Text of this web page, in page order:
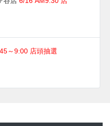
～9:00 店頭抽選